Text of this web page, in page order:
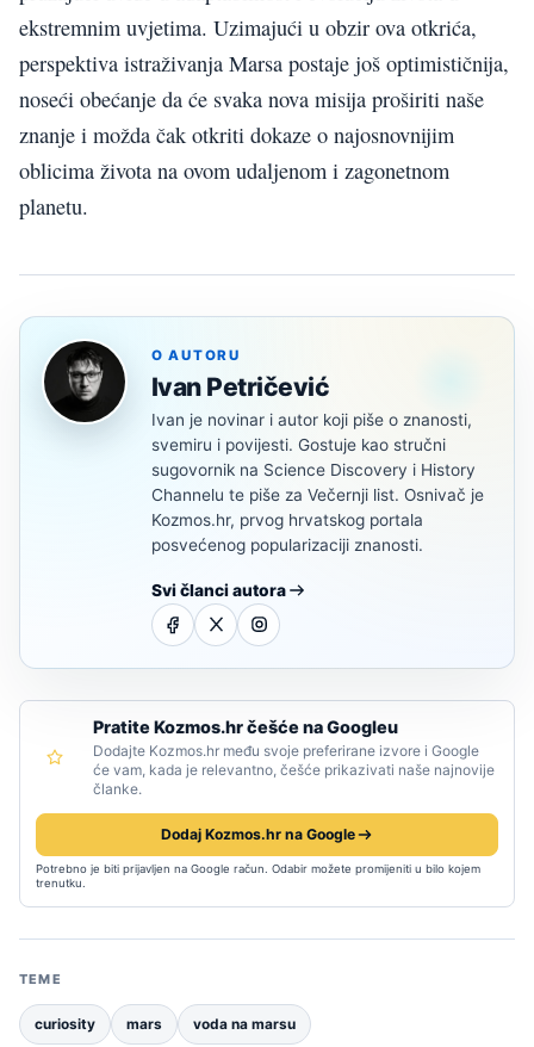
ekstremnim uvjetima. Uzimajući u obzir ova otkrića,
perspektiva istraživanja Marsa postaje još optimističnija,
noseći obećanje da će svaka nova misija proširiti naše
znanje i možda čak otkriti dokaze o najosnovnijim
oblicima života na ovom udaljenom i zagonetnom
planetu.
O AUTORU
Ivan Petričević
Ivan je novinar i autor koji piše o znanosti,
svemiru i povijesti. Gostuje kao stručni
sugovornik na Science Discovery i History
Channelu te piše za Večernji list. Osnivač je
Kozmos.hr, prvog hrvatskog portala
posvećenog popularizaciji znanosti.
Svi članci autora
Pratite Kozmos.hr češće na Googleu
Dodajte Kozmos.hr među svoje preferirane izvore i Google
će vam, kada je relevantno, češće prikazivati naše najnovije
članke.
Dodaj Kozmos.hr na Google
Potrebno je biti prijavljen na Google račun. Odabir možete promijeniti u bilo kojem
trenutku.
TEME
curiosity mars voda na marsu